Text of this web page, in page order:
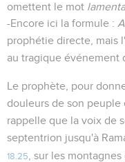
omettent le mot
-Encore ici la formule :
prophétie directe, mais
au tragique événement
Le prophète, pour
douleurs de son peuple
rappelle que la voix de
septentrion jusqu'à
18.25
, sur les montagnes